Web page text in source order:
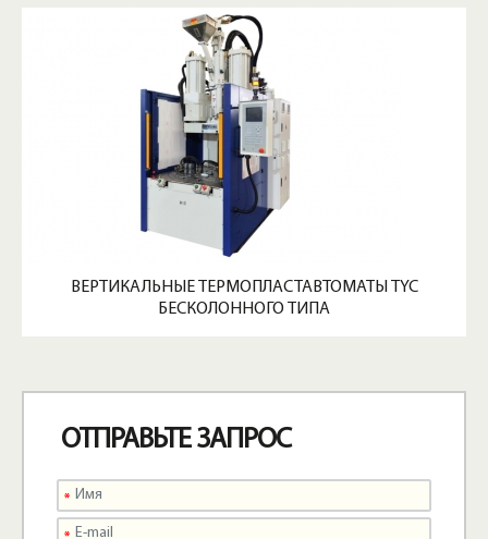
ВЕРТИКАЛЬНЫЕ ТЕРМОПЛАСТАВТОМАТЫ TYC
БЕСКОЛОННОГО ТИПА
ОТПРАВЬТЕ ЗАПРОС